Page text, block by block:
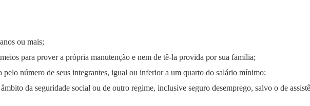
ou mais;
para prover a própria manutenção e nem de tê-la provida por sua família;
número de seus integrantes, igual ou inferior a um quarto do salário mínimo;
da seguridade social ou de outro regime, inclusive seguro desemprego, salvo o de